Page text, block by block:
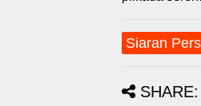
Siaran Pers
SHARE: